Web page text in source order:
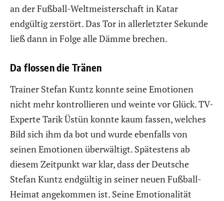
an der Fußball-Weltmeisterschaft in Katar
endgültig zerstört. Das Tor in allerletzter Sekunde
ließ dann in Folge alle Dämme brechen.
Da flossen die Tränen
Trainer Stefan Kuntz konnte seine Emotionen
nicht mehr kontrollieren und weinte vor Glück. TV-
Experte Tarik Üstün konnte kaum fassen, welches
Bild sich ihm da bot und wurde ebenfalls von
seinen Emotionen überwältigt. Spätestens ab
diesem Zeitpunkt war klar, dass der Deutsche
Stefan Kuntz endgültig in seiner neuen Fußball-
Heimat angekommen ist. Seine Emotionalität